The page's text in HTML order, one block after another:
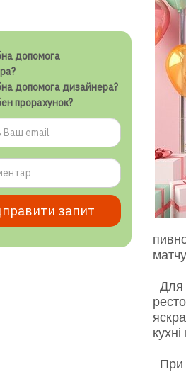
допомога
допомога дизайнера?
прорахунок?
запит
Для
При